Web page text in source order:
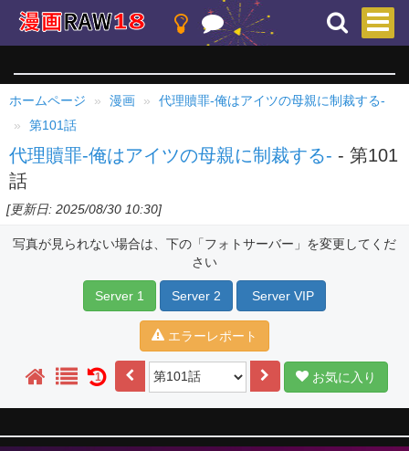
ホームページ 漫画
代理贖罪-俺はアイツの母親に制裁する-
第101話
代理贖罪-俺はアイツの母親に制裁する- - 第101
話
[更新日: 2025/08/30 10:30]
写真が見られない場合は、下の「フォトサーバー」を変更してくだ
さい
Server 1 Server 2 Server VIP
エラーレポート
1 お気に入り